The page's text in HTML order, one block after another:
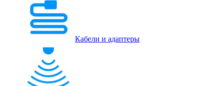
Кабели и адаптеры